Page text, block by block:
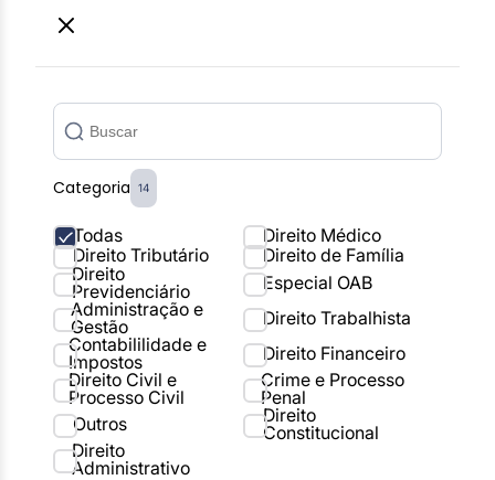
Categoria 14
Todas
Direito Médico
Direito Tributário
Direito de Família
Direito
Previdenciário
Especial OAB
Administração e
Gestão
Direito Trabalhista
Contabililidade e
Impostos
Direito Financeiro
Direito Civil e
Processo Civil
Crime e Processo
Penal
Outros
Direito
Constitucional
Direito
Administrativo